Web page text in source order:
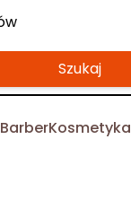
Szukaj
BarberKosmetyka